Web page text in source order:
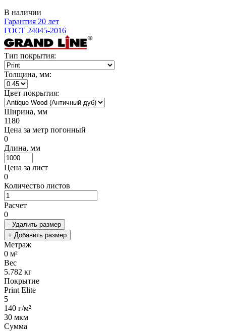
В наличии
Гарантия 20 лет
ГОСТ 24045-2016
Тип покрытия:
Толщина, мм:
Цвет покрытия:
Ширина, мм
1180
Цена за метр погонный
0
Длина, мм
Цена за лист
0
Количество листов
Расчет
0
- Удалить размер
+ Добавить размер
Метраж
0 м²
Вес
5.782 кг
Покрытие
Print Elite
5
140 г/м²
30 мкм
Сумма